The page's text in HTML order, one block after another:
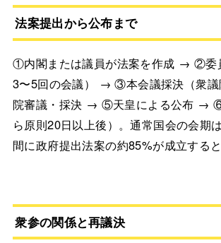
法案提出から公布まで
①内閣または議員が法案を作成 → ②委
3〜5回の会議） → ③本会議採決（衆
院審議・採決 → ⑤天皇による公布 →
ら原則20日以上後）。通常国会の会期
間に政府提出法案の約85%が成立すると
衆参の関係と再議決